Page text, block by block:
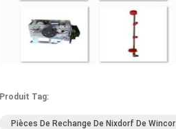
Produit Tag:
Pièces De Rechange De Nixdorf De Wincor